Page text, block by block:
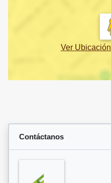
Ver Ubicación
Contáctanos